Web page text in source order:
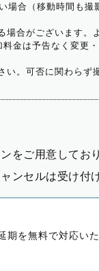
合（移動時間も撮
合がございます。
金は予告なく変更
。可否に関わらず
をご用意してお
ンセルは受け付
を無料で対応いた